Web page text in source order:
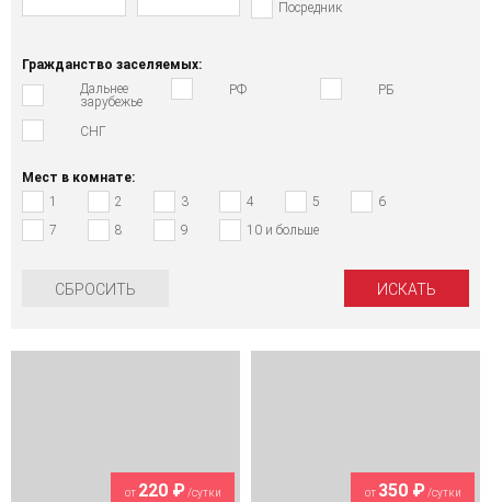
Посредник
Гражданство заселяемых:
Дальнее
зарубежье
РФ РБ
СНГ
Мест в комнате:
1
2 3 4 5
6
7
8 9 10 и больше
СБРОСИТЬ
от 220 ₽/сутки от 350 ₽/сутки